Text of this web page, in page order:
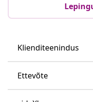
Klienditeenindus
Ettevõte